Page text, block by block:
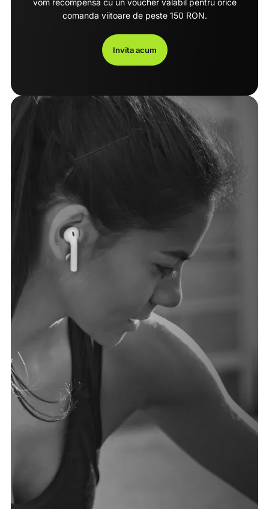
vom recompensa cu un voucher valabil pentru orice
comanda viitoare de peste 150 RON.
Invita acum